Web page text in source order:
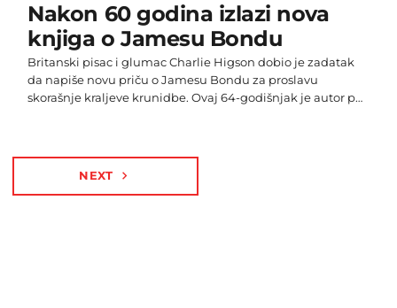
Nakon 60 godina izlazi nova
knjiga o Jamesu Bondu
Britanski pisac i glumac Charlie Higson dobio je zadatak
da napiše novu priču o Jamesu Bondu za proslavu
skorašnje kraljeve krunidbe. Ovaj 64-godišnjak je autor pet
Secret Service (U službi Njegovog Veličanstva) naručila je
NEXT navigate_next